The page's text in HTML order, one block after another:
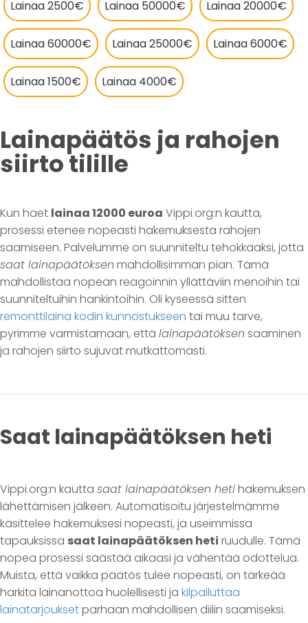
Lainaa 2500€ Lainaa 50000€ Lainaa 20000€
Lainaa 60000€ Lainaa 25000€ Lainaa 6000€
Lainaa 1500€ Lainaa 4000€
Lainapäätös ja rahojen
siirto tilille
Kun haet lainaa 12000 euroa Vippi.org:n kautta,
prosessi etenee nopeasti hakemuksesta rahojen
saamiseen. Palvelumme on suunniteltu tehokkaaksi, jotta
saat lainapäätöksen mahdollisimman pian. Tämä
mahdollistaa nopean reagoinnin yllättäviin menoihin tai
suunniteltuihin hankintoihin. Oli kyseessä sitten
remonttilaina kodin kunnostukseen tai muu tarve,
pyrimme varmistamaan, että lainapäätöksen saaminen
ja rahojen siirto sujuvat mutkattomasti.
Saat lainapäätöksen heti
Vippi.org:n kautta saat lainapäätöksen hetihakemuksen
lähettämisen jälkeen. Automatisoitu järjestelmämme
käsittelee hakemuksesi nopeasti, ja useimmissa
tapauksissa saat lainapäätöksen heti ruudulle. Tämä
nopea prosessi säästää aikaasi ja vähentää odottelua.
Muista, että vaikka päätös tulee nopeasti, on tärkeää
harkita lainanottoa huolellisesti ja kilpailuttaa
lainatarjouksetparhaan mahdollisen diilin saamiseksi.